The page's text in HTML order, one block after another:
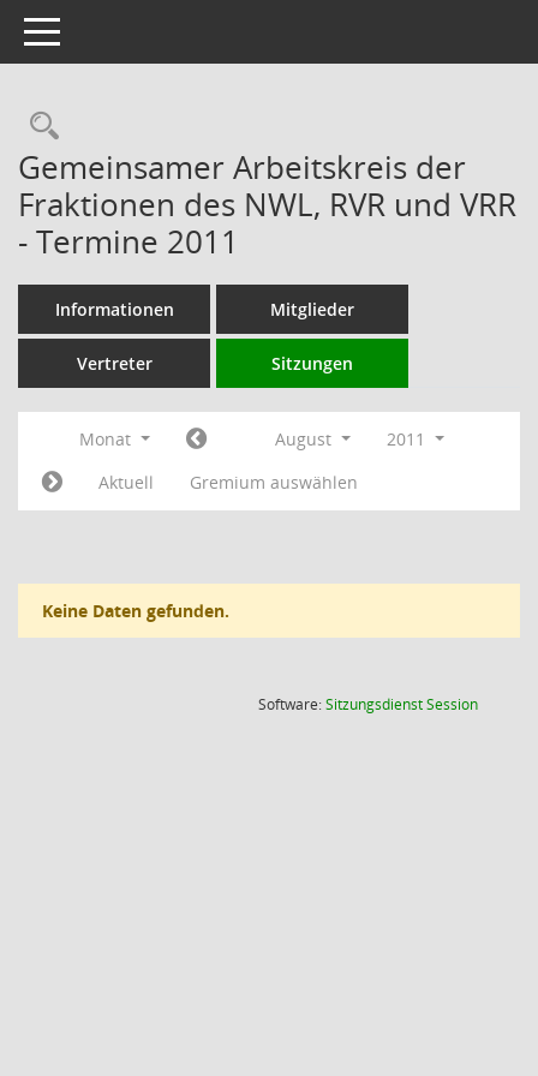
Toggle navigation
Rechercheauswahl
Gemeinsamer Arbeitskreis der
Fraktionen des NWL, RVR und VRR
- Termine 2011
Informationen Mitglieder
Vertreter Sitzungen
Monat August
2011
Aktuell
Gremium auswählen
Keine Daten gefunden.
Software:SitzungsdienstSession(Wird in